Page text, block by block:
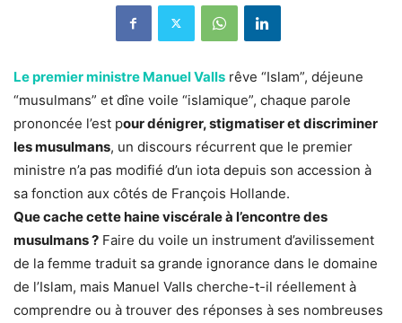
Le premier ministre Manuel Valls rêve “Islam”, déjeune
“musulmans” et dîne voile “islamique”, chaque parole
prononcée l’est pour dénigrer, stigmatiser et discriminer
les musulmans, un discours récurrent que le premier
ministre n’a pas modifié d’un iota depuis son accession à
sa fonction aux côtés de François Hollande.
Que cache cette haine viscérale à l’encontre des
musulmans ? Faire du voile un instrument d’avilissement
de la femme traduit sa grande ignorance dans le domaine
de l’Islam, mais Manuel Valls cherche-t-il réellement à
comprendre ou à trouver des réponses à ses nombreuses